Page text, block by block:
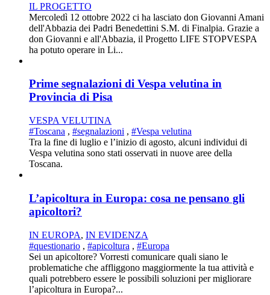
IL PROGETTO
Mercoledì 12 ottobre 2022 ci ha lasciato don Giovanni Amani
dell'Abbazia dei Padri Benedettini S.M. di Finalpia. Grazie a
don Giovanni e all'Abbazia, il Progetto LIFE STOPVESPA
ha potuto operare in Li...
Prime segnalazioni di Vespa velutina in
Provincia di Pisa
VESPA VELUTINA
#Toscana , #segnalazioni , #Vespa velutina
Tra la fine di luglio e l’inizio di agosto, alcuni individui di
Vespa velutina sono stati osservati in nuove aree della
Toscana.
L’apicoltura in Europa: cosa ne pensano gli
apicoltori?
IN EUROPA, IN EVIDENZA
#questionario , #apicoltura , #Europa
Sei un apicoltore? Vorresti comunicare quali siano le
problematiche che affliggono maggiormente la tua attività e
quali potrebbero essere le possibili soluzioni per migliorare
l’apicoltura in Europa?...